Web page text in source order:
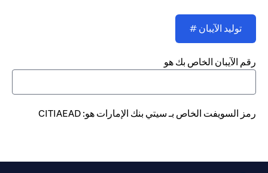
توليد الآيبان #
رقم الآيبان الخاص بك هو
رمز السويفت الخاص بـ سيتي بنك الإمارات هو: CITIAEAD